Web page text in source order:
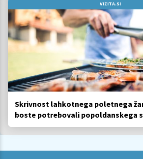
VIZITA.SI
Skrivnost lahkotnega poletnega
boste potrebovali popoldanskega